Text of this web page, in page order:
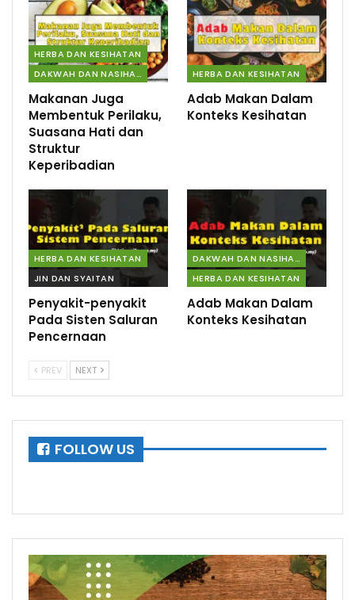
HERBA DAN KESIHATAN
DAKWAH DAN NASIHAT
Makanan Juga
Membentuk Perilaku,
Suasana Hati dan
Struktur
Keperibadian
HERBA DAN KESIHATAN
Adab Makan Dalam
Konteks Kesihatan
HERBA DAN KESIHATAN
JIN DAN SYAITAN
Penyakit-penyakit
Pada Sisten Saluran
Pencernaan
DAKWAH DAN NASIHAT
HERBA DAN KESIHATAN
Adab Makan Dalam
Konteks Kesihatan
PREV NEXT
FOLLOW US